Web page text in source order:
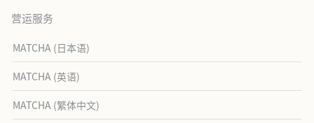
营运服务
MATCHA (日本语)
MATCHA (英语)
MATCHA (繁体中文)